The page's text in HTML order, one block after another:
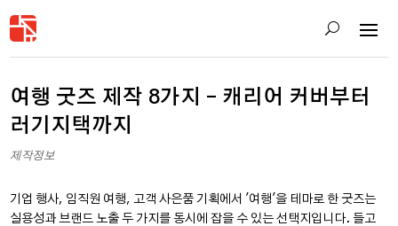
여행 굿즈 제작 8가지 – 캐리어 커버부터
러기지택까지
제작정보
기업 행사, 임직원 여행, 고객 사은품 기획에서 '여행'을 테마로 한 굿즈는
실용성과 브랜드 노출 두 가지를 동시에 잡을 수 있는 선택지입니다. 들고